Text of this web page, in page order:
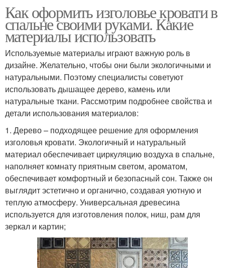
Как оформить изголовье кровати в
спальне своими руками. Какие
материалы использовать
Используемые материалы играют важную роль в
дизайне. Желательно, чтобы они были экологичными и
натуральными. Поэтому специалисты советуют
использовать дышащее дерево, камень или
натуральные ткани. Рассмотрим подробнее свойства и
детали использования материалов:
1. Дерево – подходящее решение для оформления
изголовья кровати. Экологичный и натуральный
материал обеспечивает циркуляцию воздуха в спальне,
наполняет комнату приятным светом, ароматом,
обеспечивает комфортный и безопасный сон. Также он
выглядит эстетично и органично, создавая уютную и
теплую атмосферу. Универсальная древесина
используется для изготовления полок, ниш, рам для
зеркал и картин;